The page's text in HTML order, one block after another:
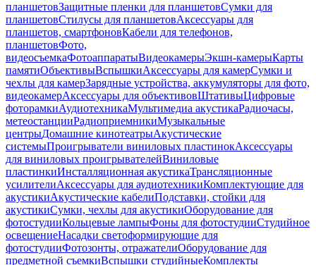
планшетовЗащитные пленки для планшетовСумки для
планшетовСтилусы для планшетовАксессуары для
планшетов, смартфоновКабели для телефонов,
планшетовФото,
видеосъемкаФотоаппаратыВидеокамерыЭкшн-камерыКарты
памятиОбъективыВспышкиАксессуары для камерСумки и
чехлы для камерЗарядные устройства, аккумуляторы для фото,
видеокамерАксессуары для объективовШтативыЦифровые
фоторамкиАудиотехникаМультимедиа акустикаРадиочасы,
метеостанцииРадиоприемникиМузыкальные
центрыДомашние кинотеатрыАкустические
системыПроигрыватели виниловых пластинокАксессуары
для виниловых проигрывателейВиниловые
пластинкиИнсталляционная акустикаТрансляционные
усилителиАксессуары для аудиотехникиКомплектующие для
акустикиАкустические кабелиПодставки, стойки для
акустикиСумки, чехлы для акустикиОборудование для
фотостудииКольцевые лампыФоны для фотостудииСтудийное
освещениеНасадки светоформирующие для
фотостудииФотозонты, отражателиОборудование для
предметной съемкиВспышки студийныеКомплекты